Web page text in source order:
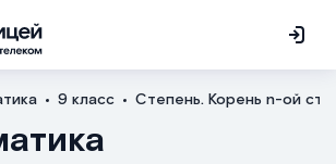
9 класс Степень. Корень n-ой